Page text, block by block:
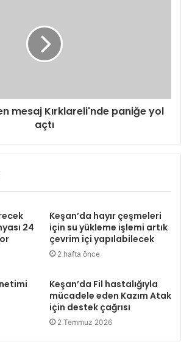
mesaj Kırklareli'nde paniğe yol
açtı
24
Keşan’da hayır çeşmeleri
için su yükleme işlemi artık
çevrim içi yapılabilecek
2 hafta önce
Keşan’da Fil hastalığıyla
mücadele eden Kazım Atak
için destek çağrısı
2 Temmuz 2026